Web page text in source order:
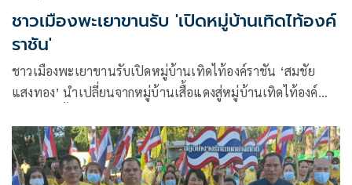
ชาวเมืองพะเยาขานรับ 'เปิดหมู่บ้านเทิดไท้องค์
ราชัน'
ชาวเมืองพะเยาขานรับเปิดหมู่บ้านเทิดไท้องค์ราชัน ‘สมชัย
แสงทอง’ นำเปลี่ยนจากหมู่บ้านเสื้อแดงสู่หมู่บ้านเทิดไท้องค์